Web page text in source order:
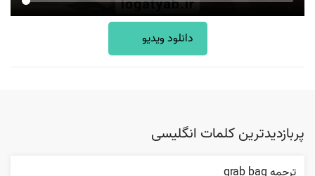
دانلود ویدیو
پربازدیدترین کلمات انگلیسی